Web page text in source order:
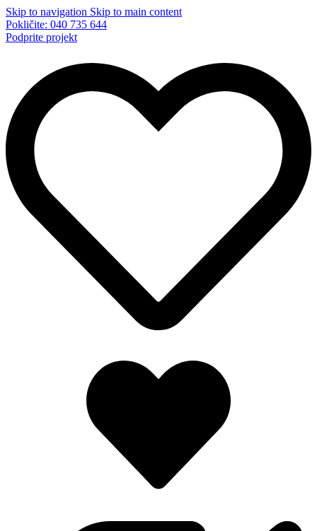
Skip to navigation Skip to main content
Pokličite: 040 735 644
Podprite projekt